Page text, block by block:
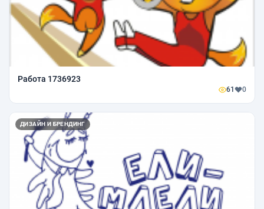
Работа 1736923
61 0
ДИЗАЙН И БРЕНДИНГ